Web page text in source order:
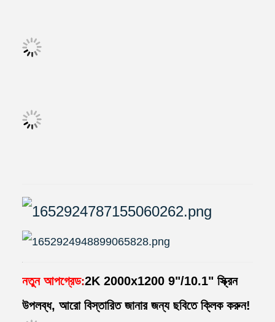
নতুন আপগ্রেড:2K 2000x1200 9"/10.1" স্ক্রিন
উপলব্ধ, আরো বিস্তারিত জানার জন্য ছবিতে ক্লিক করুন!